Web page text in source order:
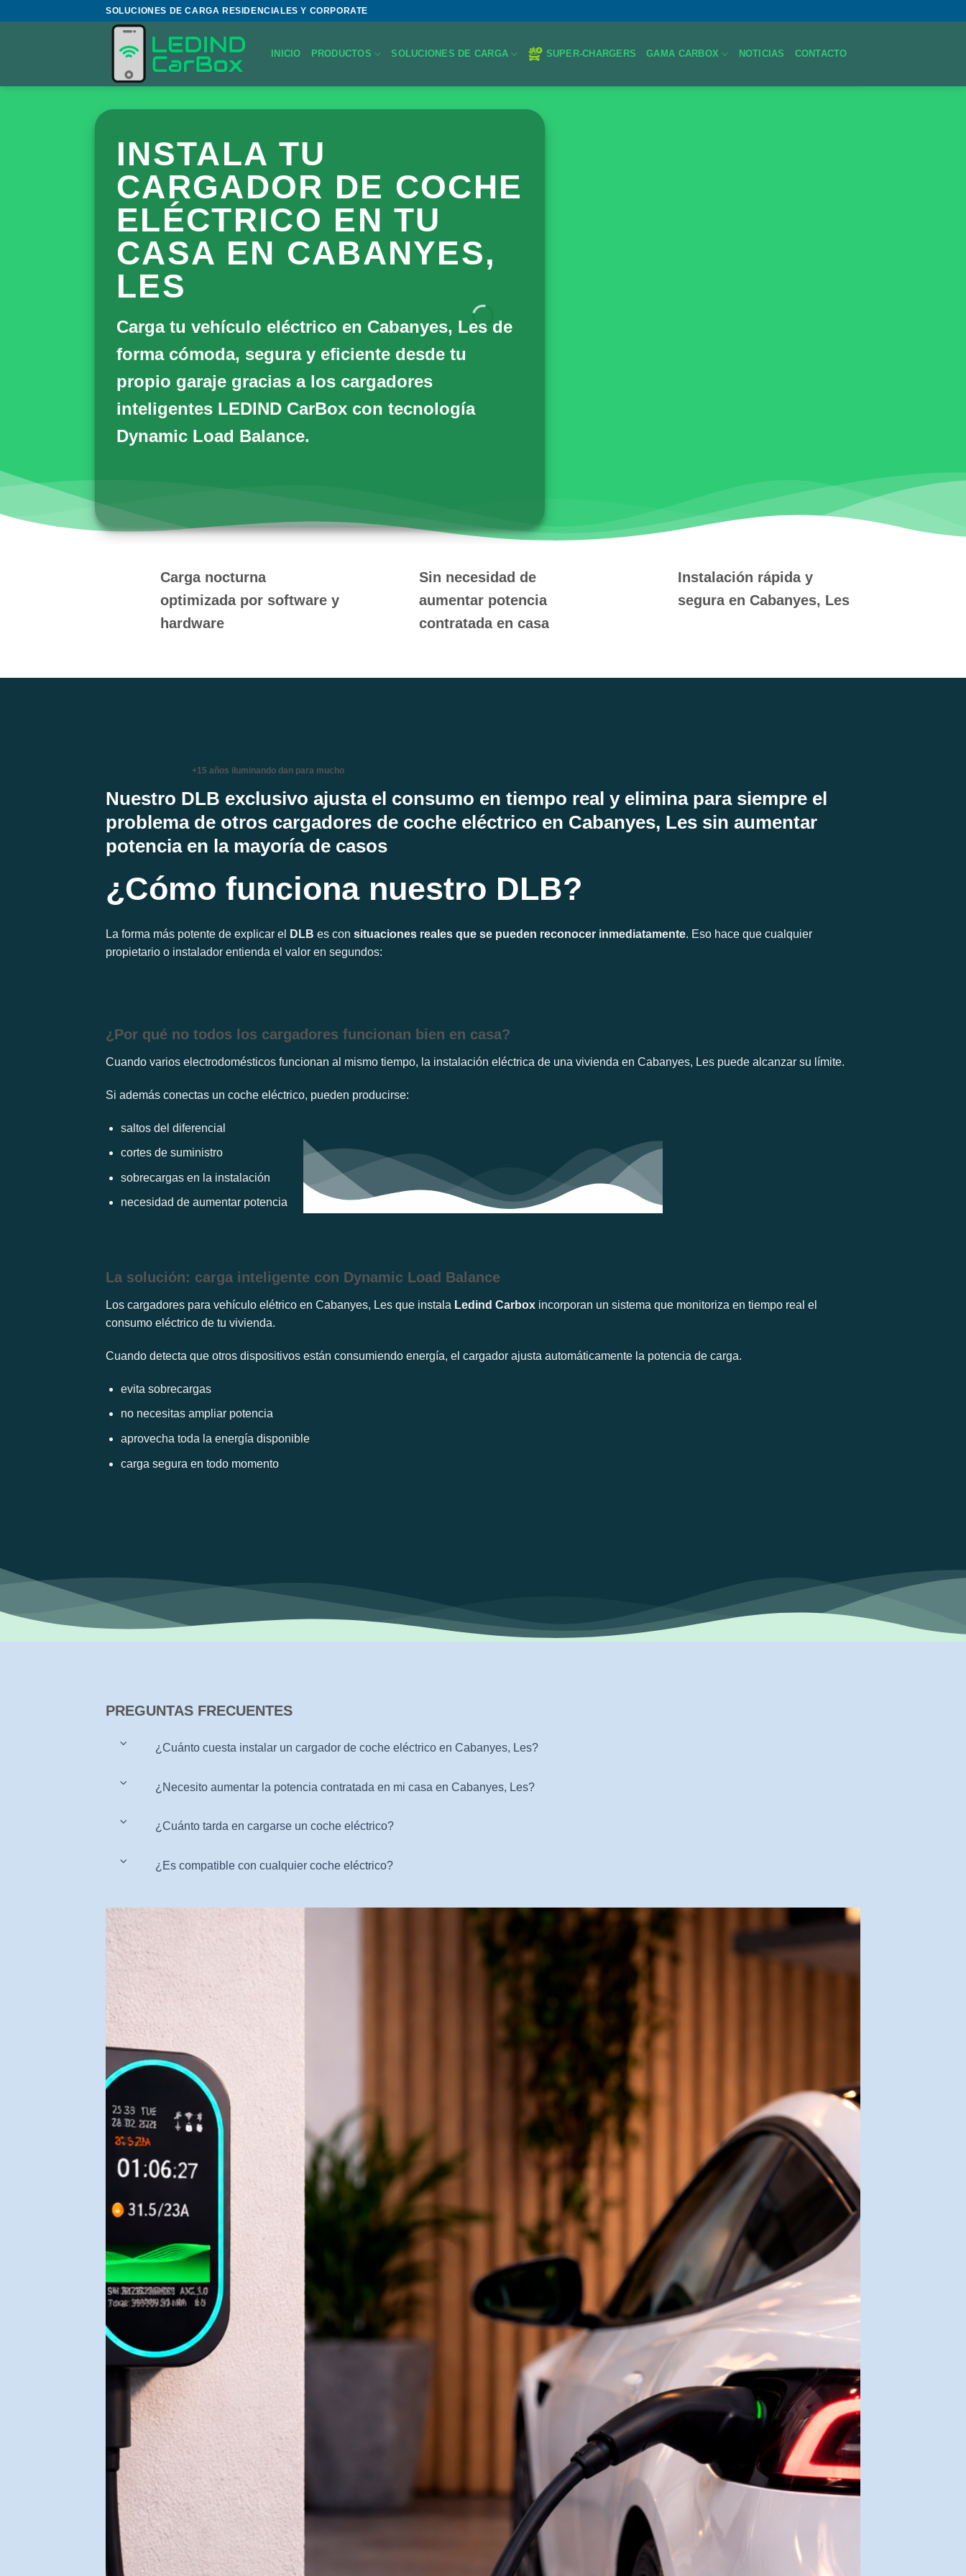
SOLUCIONES DE CARGA RESIDENCIALES Y CORPORATE
INICIO PRODUCTOS SOLUCIONES DE CARGA SUPER-CHARGERS GAMA CARBOX NOTICIAS CONTACTO
INSTALA TU
CARGADOR DE COCHE
ELÉCTRICO EN TU
CASA EN CABANYES,
LES
Carga tu vehículo eléctrico en Cabanyes, Les de
forma cómoda, segura y eficiente desde tu
propio garaje gracias a los cargadores
inteligentes LEDIND CarBox con tecnología
Dynamic Load Balance.
Carga nocturna
optimizada por software y
hardware
Sin necesidad de
aumentar potencia
contratada en casa
Instalación rápida y
segura en Cabanyes, Les
+15 años iluminando dan para mucho
Nuestro DLB exclusivo ajusta el consumo en tiempo real y elimina para siempre el
problema de otros cargadores de coche eléctrico en Cabanyes, Les sin aumentar
potencia en la mayoría de casos
¿Cómo funciona nuestro DLB?
La forma más potente de explicar el DLB es con situaciones reales que se pueden reconocer inmediatamente. Eso hace que cualquier
propietario o instalador entienda el valor en segundos:
¿Por qué no todos los cargadores funcionan bien en casa?
Cuando varios electrodomésticos funcionan al mismo tiempo, la instalación eléctrica de una vivienda en Cabanyes, Les puede alcanzar su límite.
Si además conectas un coche eléctrico, pueden producirse:
saltos del diferencial
cortes de suministro
sobrecargas en la instalación
necesidad de aumentar potencia
La solución: carga inteligente con Dynamic Load Balance
Los cargadores para vehículo elétrico en Cabanyes, Les que instala Ledind Carbox incorporan un sistema que monitoriza en tiempo real el
consumo eléctrico de tu vivienda.
Cuando detecta que otros dispositivos están consumiendo energía, el cargador ajusta automáticamente la potencia de carga.
evita sobrecargas
no necesitas ampliar potencia
aprovecha toda la energía disponible
carga segura en todo momento
PREGUNTAS FRECUENTES
¿Cuánto cuesta instalar un cargador de coche eléctrico en Cabanyes, Les?
¿Necesito aumentar la potencia contratada en mi casa en Cabanyes, Les?
¿Cuánto tarda en cargarse un coche eléctrico?
¿Es compatible con cualquier coche eléctrico?